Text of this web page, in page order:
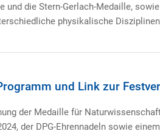
und die Stern-Gerlach-Medaille,
physikalische
und Link zur
der Medaille für
der DPG-Ehrennadeln sowie